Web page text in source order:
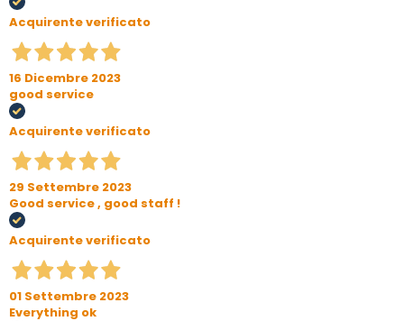
Acquirente verificato
16 Dicembre 2023
good service
Acquirente verificato
29 Settembre 2023
Good service , good staff !
Acquirente verificato
01 Settembre 2023
Everything ok